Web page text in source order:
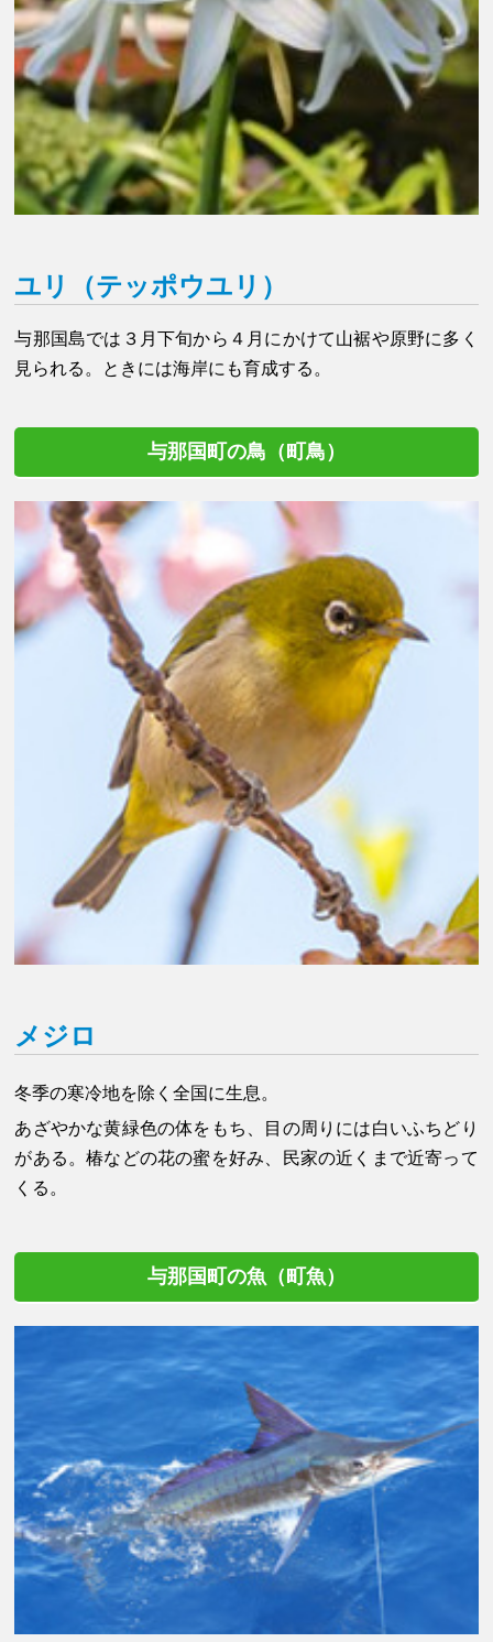
ユリ（テッポウユリ）
与那国島では３月下旬から４月にかけて山裾や原野に多く
見られる。ときには海岸にも育成する。
与那国町の鳥（町鳥）
メジロ
冬季の寒冷地を除く全国に生息。
あざやかな黄緑色の体をもち、目の周りには白いふちどり
がある。椿などの花の蜜を好み、民家の近くまで近寄って
くる。
与那国町の魚（町魚）